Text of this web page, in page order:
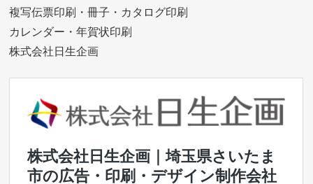
複写伝票印刷・冊子・カタログ印刷
カレンダー・年賀状印刷
株式会社日生企画